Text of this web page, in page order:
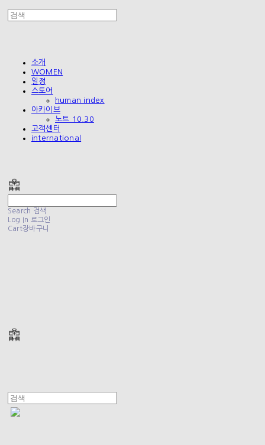
소개
WOMEN
일정
스토어
human index
아카이브
노트 10.30
고객센터
international
Search 검색
Log In 로그인
Cart장바구니